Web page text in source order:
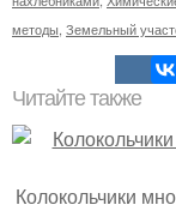
методы Земельный
Читайте также
Колокольчики